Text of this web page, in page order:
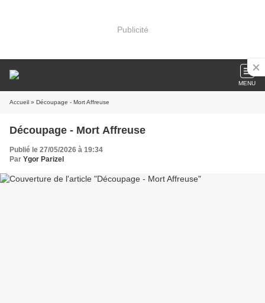
Publicité
MENU
Accueil » Découpage - Mort Affreuse
Découpage - Mort Affreuse
Publié le 27/05/2026 à 19:34
Par Ygor Parizel